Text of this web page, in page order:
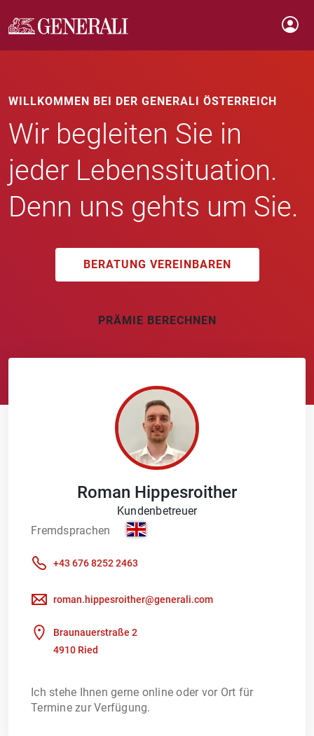
WILLKOMMEN BEI DER GENERALI ÖSTERREICH
Wir begleiten Sie in
jeder Lebenssituation.
Denn uns gehts um Sie.
BERATUNG VEREINBAREN
PRÄMIE BERECHNEN
Roman Hippesroither
Kundenbetreuer
Fremdsprachen
+43 676 8252 2463
roman.hippesroither@generali.com
Braunauerstraße 2
4910 Ried
Ich stehe Ihnen gerne online oder vor Ort für
Termine zur Verfügung.